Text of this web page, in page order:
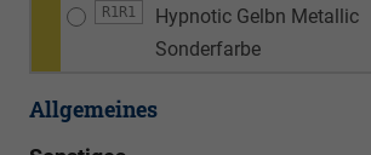
R1R1
Hypnotic Gelbn Metallic
Sonderfarbe
Allgemeines